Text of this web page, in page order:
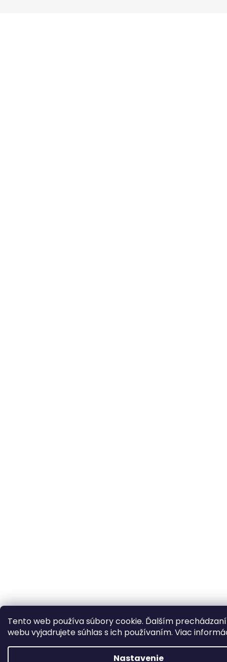
Tento web používa súbory cookie. Ďalším
webu vyjadrujete súhlas s ich používaním. Viac
Nastavenie